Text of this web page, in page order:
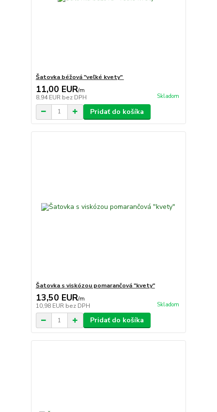
Šatovka béžová "veľké kvety"
11,00 EUR/m
8,94 EUR bez DPH Skladom
Pridať do košíka
Šatovka s viskózou pomarančová "kvety"
13,50 EUR/m
10,98 EUR bez DPH Skladom
Pridať do košíka